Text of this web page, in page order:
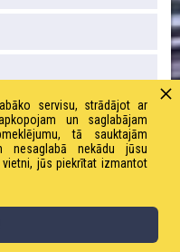
servisu, strādājot ar
un saglabājam
tā sauktajām
nesaglabā nekādu jūsu
jūs piekrītat izmantot